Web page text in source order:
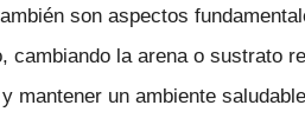
son aspectos
cambiando la arena o sustrato
mantener un ambiente